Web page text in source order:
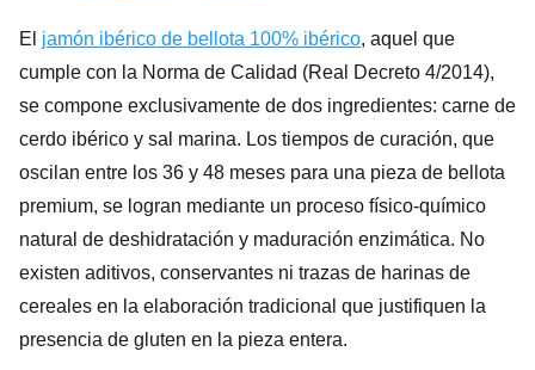
El jamón ibérico de bellota 100% ibérico, aquel que
cumple con la Norma de Calidad (Real Decreto 4/2014),
se compone exclusivamente de dos ingredientes: carne de
cerdo ibérico y sal marina. Los tiempos de curación, que
oscilan entre los 36 y 48 meses para una pieza de bellota
premium, se logran mediante un proceso físico-químico
natural de deshidratación y maduración enzimática. No
existen aditivos, conservantes ni trazas de harinas de
cereales en la elaboración tradicional que justifiquen la
presencia de gluten en la pieza entera.